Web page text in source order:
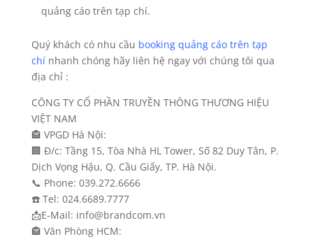
quảng cáo trên tạp chí.
Quý khách có nhu cầu booking quảng cáo trên tạp
chínhanh chóng hãy liên hệ ngay với chúng tôi qua
địa chỉ :
CÔNG TY CỔ PHẦN TRUYỀN THÔNG THƯƠNG HIỆU
VIỆT NAM
🏤 VPGD Hà Nội:
🏢 Đ/c: Tầng 15, Tòa Nhà HL Tower, Số 82 Duy Tân, P.
Dịch Vọng Hậu, Q. Cầu Giấy, TP. Hà Nội.
📞 Phone: 039.272.6666
☎️ Tel: 024.6689.7777
📩E-Mail: info@brandcom.vn
🏤 Văn Phòng HCM: